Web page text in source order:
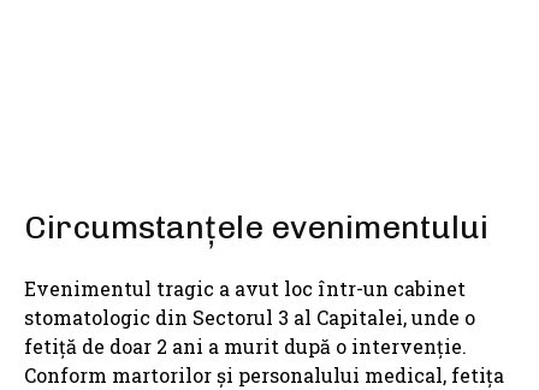
Circumstanțele evenimentului
Evenimentul tragic a avut loc într-un cabinet
stomatologic din Sectorul 3 al Capitalei, unde o
fetiță de doar 2 ani a murit după o intervenție.
Conform martorilor și personalului medical, fetița